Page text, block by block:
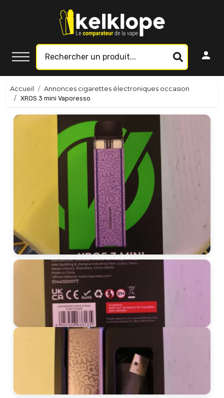
Accueil
Annonces cigarettes électroniques occasion
XROS 3 mini Vaporesso